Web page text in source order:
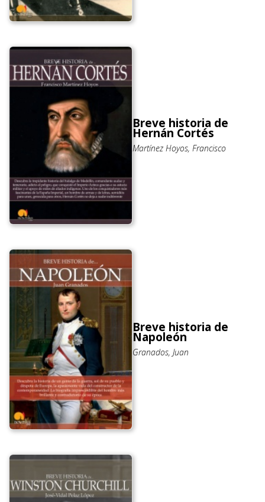
Breve historia de
Hernán Cortés
Martínez Hoyos, Francisco
Breve historia de
Napoleón
Granados, Juan